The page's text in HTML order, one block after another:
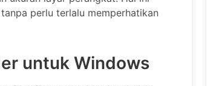
perlu terlalu memperhatikan
untuk Windows